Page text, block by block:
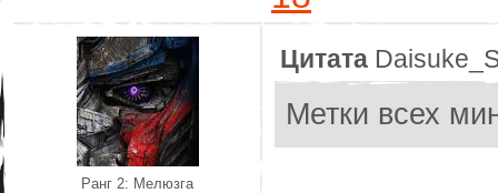
Ранг 2: Мелюзга
Цитата
Метки всех